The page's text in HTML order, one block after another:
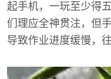
起手机，一玩至少得
们理应全神贯注，但
导致作业进度缓慢，